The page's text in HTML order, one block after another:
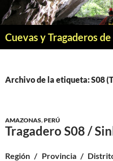
Saltar
al
Cuevas y Tragaderos
Archivo de la etiqueta: S08
AMAZONAS,PERÚ
Tragadero S08 /
Región / Provincia /